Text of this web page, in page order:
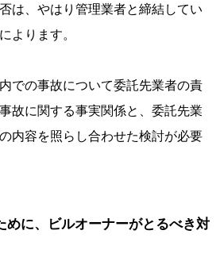
は、やはり管理業者と締結してい
よります。
での事故について委託先業者の責
故に関する事実関係と、委託先業
内容を照らし合わせた検討が必要
めに、ビルオーナーがとるべき対